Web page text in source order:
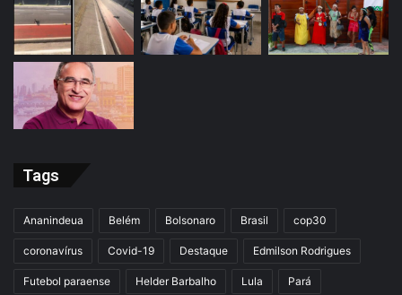
Tags
Ananindeua Belém Bolsonaro Brasil cop30
coronavírus Covid-19 Destaque Edmilson Rodrigues
Futebol paraense Helder Barbalho Lula Pará